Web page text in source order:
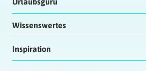
Wissenswertes
Inspiration